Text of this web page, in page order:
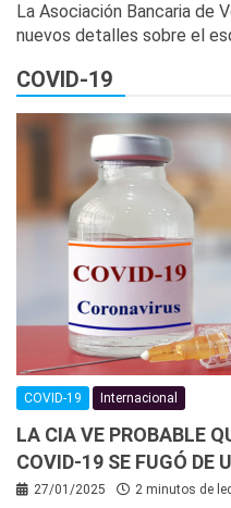
La Asociación Bancaria de
nuevos detalles sobre el
COVID-19
COVID-19 Internacional
LA CIA VE PROBABLE
COVID-19 SE FUGÓ DE
27/01/2025 2 minutos de